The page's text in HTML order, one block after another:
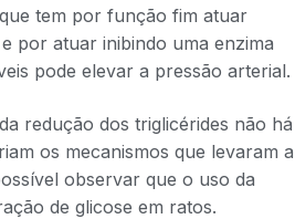
tem por função fim atuar
por atuar inibindo uma enzima
pode elevar a pressão arterial.
redução dos triglicérides não há
os mecanismos que levaram a
observar que o uso da
de glicose em ratos.